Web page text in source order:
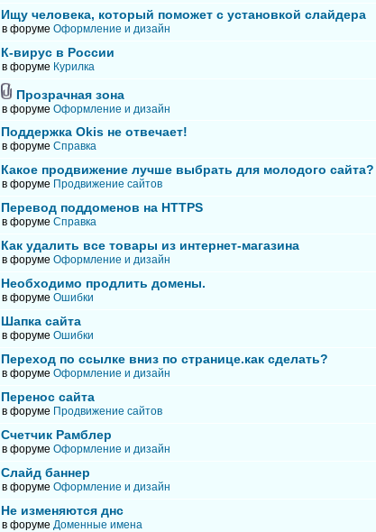
Ищу человека, который поможет с установкой слайдера
в форуме Оформление и дизайн
К-вирус в России
в форуме Курилка
Прозрачная зона
в форуме Оформление и дизайн
Поддержка Okis не отвечает!
в форуме Справка
Какое продвижение лучше выбрать для молодого сайта?
в форуме Продвижение сайтов
Перевод поддоменов на HTTPS
в форуме Справка
Как удалить все товары из интернет-магазина
в форуме Оформление и дизайн
Необходимо продлить домены.
в форуме Ошибки
Шапка сайта
в форуме Ошибки
Переход по ссылке вниз по странице.как сделать?
в форуме Оформление и дизайн
Перенос сайта
в форуме Продвижение сайтов
Счетчик Рамблер
в форуме Оформление и дизайн
Слайд баннер
в форуме Оформление и дизайн
Не изменяются днс
в форуме Доменные имена